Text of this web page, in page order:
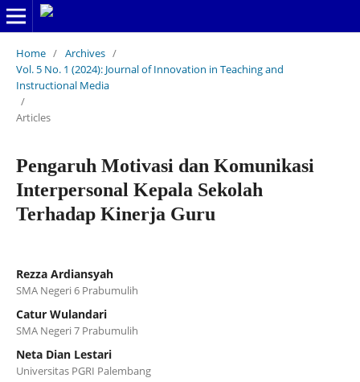
Home / Archives /
Vol. 5 No. 1 (2024): Journal of Innovation in Teaching and
Instructional Media
/
Articles
Pengaruh Motivasi dan Komunikasi
Interpersonal Kepala Sekolah
Terhadap Kinerja Guru
Rezza Ardiansyah
SMA Negeri 6 Prabumulih
Catur Wulandari
SMA Negeri 7 Prabumulih
Neta Dian Lestari
Universitas PGRI Palembang